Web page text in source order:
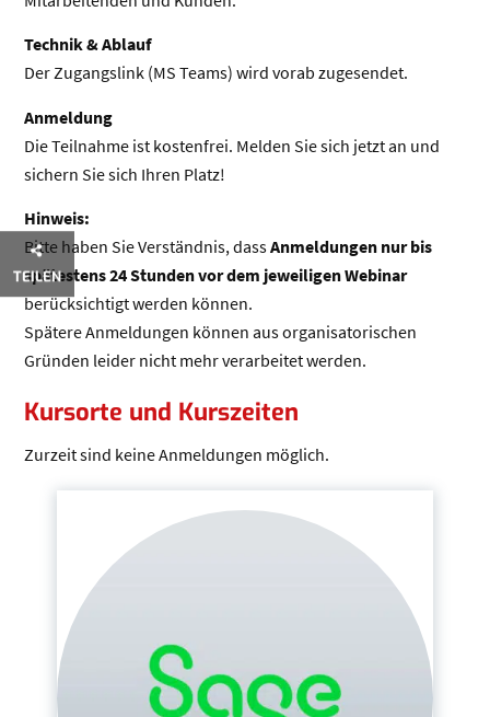
Technik & Ablauf
Der Zugangslink (MS Teams) wird vorab zugesendet.
Anmeldung
Die Teilnahme ist kostenfrei. Melden Sie sich jetzt an und
sichern Sie sich Ihren Platz!
Hinweis:
Bitte haben Sie Verständnis, dassAnmeldungen nur bis
spätestens 24 Stunden vor dem jeweiligen Webinar
berücksichtigt werden können.
Spätere Anmeldungen können aus organisatorischen
Gründen leider nicht mehr verarbeitet werden.
Kursorte und Kurszeiten
Zurzeit sind keine Anmeldungen möglich.
TEILEN